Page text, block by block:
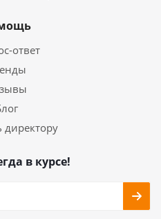
ответ
директору
в курсе!